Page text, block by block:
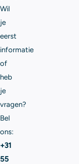
Wil
je
eerst
informatie
of
heb
je
vragen?
Bel
ons:
+31
55